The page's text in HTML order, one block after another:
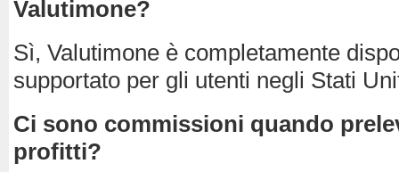
Valutimone?
Sì, Valutimone è completamente
supportato per gli utenti negli Stati
Ci sono commissioni quando
profitti?